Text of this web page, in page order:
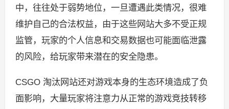
中，往往处于弱势地位，一旦遭遇此类情况，很难
维护自己的合法权益，由于这些网站大多不受正规
监管，玩家的个人信息和交易数据也可能面临泄露
的风险，给玩家带来潜在的安全隐患。
CSGO 淘汰网站还对游戏本身的生态环境造成了负
面影响，大量玩家将注意力从正常的游戏竞技转移